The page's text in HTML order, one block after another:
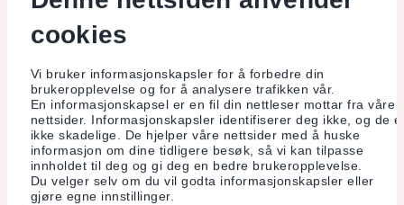
cookies
Vi bruker informasjonskapsler for å forbedre din
brukeropplevelse og for å analysere trafikken vår.
En informasjonskapsel er en fil din nettleser mottar fra våre
nettsider. Informasjonskapsler identifiserer deg ikke, og de
ikke skadelige. De hjelper våre nettsider med å huske
informasjon om dine tidligere besøk, så vi kan tilpasse
innholdet til deg og gi deg en bedre brukeropplevelse.
Du velger selv om du vil godta informasjonskapsler eller
gjøre egne innstillinger.
Alle priser gjelder inntil videre. Alle rentesatser er oppgitt per
år. Vi tar forbehold om trykkfeil.
Søk om lån
Boliglån - veiledende priser
Miljøboliglån - veiledende priser
Gebyrer ved lån